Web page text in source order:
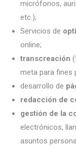
micrófonos,
etc.);
Servicios de
online;
transcreación
meta para fines
desarrollo de
redacción de
gestión de la
electrónicos,
asuntos